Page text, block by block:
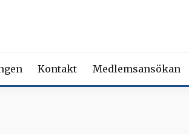
Kontakt Medlemsansökan